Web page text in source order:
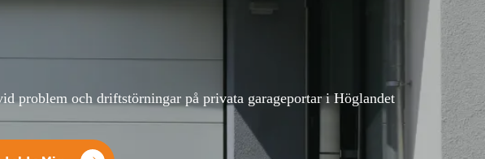
problem och driftstörningar på privata garageportar i Höglandet